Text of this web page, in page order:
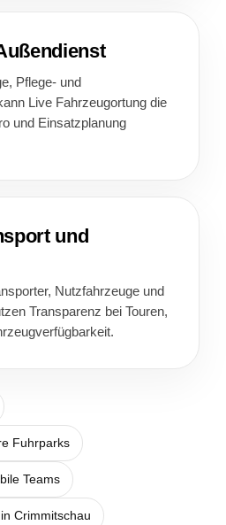
Pflege- und
Live Fahrzeugortung die
und Einsatzplanung
und
Nutzfahrzeuge und
Transparenz bei Touren,
Fuhrparks
Teams
Crimmitschau